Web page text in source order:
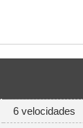
6 velocidades